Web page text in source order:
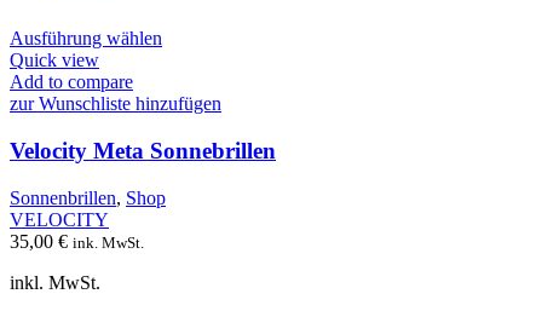
Ausführung wählen
mehrere
auf.
Die
können
Quick view
Add to compare
zur Wunschliste hinzufügen
Velocity Meta Sonnebrillen
Sonnenbrillen, Shop
VELOCITY
35,00 € ink. MwSt.
inkl. MwSt.